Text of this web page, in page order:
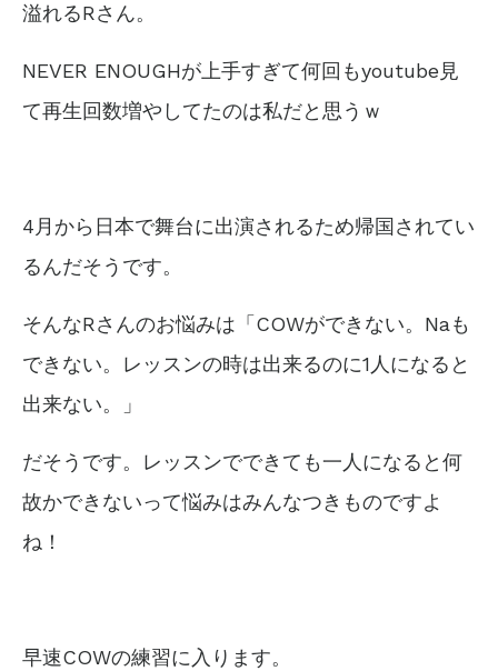
溢れるRさん。
NEVER ENOUGHが上手すぎて何回もyoutube見
て再生回数増やしてたのは私だと思うｗ
4月から日本で舞台に出演されるため帰国されてい
るんだそうです。
そんなRさんのお悩みは「COWができない。Naも
できない。レッスンの時は出来るのに1人になると
出来ない。」
だそうです。 レッスンでできても一人になると何
故かできないって悩みはみんなつきものですよ
ね！
早速COWの練習に入ります。